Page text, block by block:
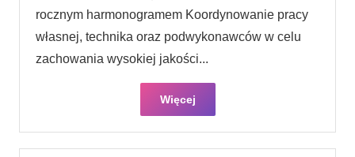
rocznym harmonogramem Koordynowanie pracy
własnej, technika oraz podwykonawców w celu
zachowania wysokiej jakości...
Więcej